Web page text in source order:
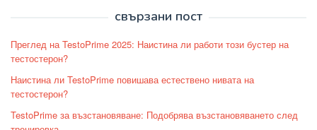
свързани пост
Преглед на TestoPrime 2025: Наистина ли работи този бустер на
тестостерон?
Наистина ли TestoPrime повишава естествено нивата на
тестостерон?
TestoPrime за възстановяване: Подобрява възстановяването след